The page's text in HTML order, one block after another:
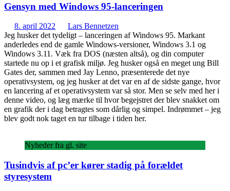
Gensyn med Windows 95-lanceringen
8. april 2022
Lars Bennetzen
Jeg husker det tydeligt – lanceringen af Windows 95. Markant
anderledes end de gamle Windows-versioner, Windows 3.1 og
Windows 3.11. Væk fra DOS (næsten altså), og din computer
startede nu op i et grafisk miljø. Jeg husker også en meget ung Bill
Gates der, sammen med Jay Lenno, præsenterede det nye
operativsystem, og jeg husker at det var en af de sidste gange, hvor
en lancering af et operativsystem var så stor. Men se selv med her i
denne video, og læg mærke til hvor begejstret der blev snakket om
en grafik der i dag betragtes som dårlig og simpel. Indrømmet – jeg
blev godt nok taget en tur tilbage i tiden her.
Nyheder fra gl. site
Tusindvis af pc’er kører stadig på forældet
styresystem